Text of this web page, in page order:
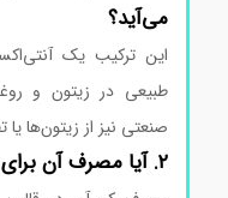
می‌آید؟
این ترکیب یک
طبیعی در زیتون و
صنعتی نیز از زیتون‌ها یا